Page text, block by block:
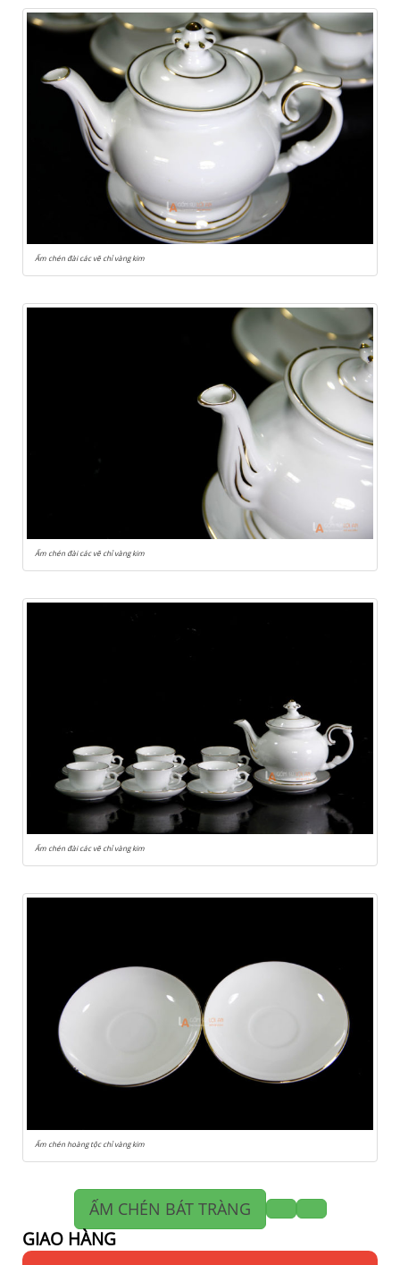
Ấm chén đài các vẽ chỉ vàng kim
Ấm chén đài các vẽ chỉ vàng kim
Ấm chén đài các vẽ chỉ vàng kim
Ấm chén hoàng tộc chỉ vàng kim
ẤM CHÉN BÁT TRÀNG
GIAO HÀNG